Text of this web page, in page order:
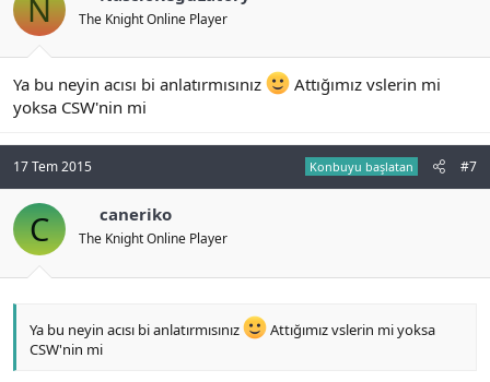
N The Knight Online Player
Ya bu neyin acısı bi anlatırmısınız
Attığımız vslerin mi
yoksa CSW'nin mi
17 Tem 2015 Konbuyu başlatan #7
C caneriko
The Knight Online Player
Ya bu neyin acısı bi anlatırmısınız
Attığımız vslerin mi yoksa
CSW'nin mi